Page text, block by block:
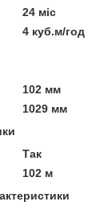
24 міс
4 куб.м/год
102 мм
1029 мм
Так
102 м